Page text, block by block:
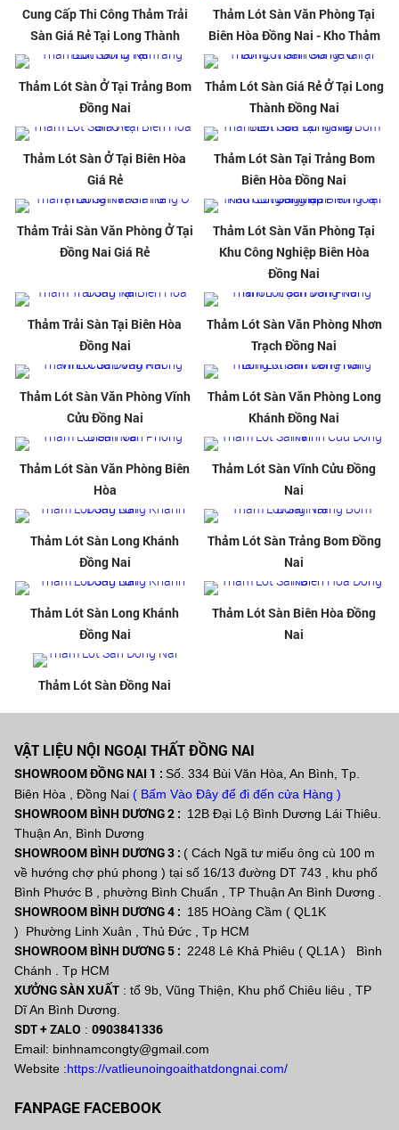
Cung Cấp Thi Công Thảm Trải
Sàn Giá Rẻ Tại Long Thành
Thảm Lót Sàn Văn Phòng Tại
Biên Hòa Đồng Nai - Kho Thảm
Thảm Lót Sàn Ở Tại Trảng Bom
Đồng Nai
Thảm Lót Sàn Giá Rẻ Ở Tại Long
Thành Đồng Nai
Thảm Lót Sàn Ở Tại Biên Hòa
Giá Rẻ
Thảm Lót Sàn Tại Trảng Bom
Biên Hòa Đồng Nai
Thảm Trải Sàn Văn Phòng Ở Tại
Đồng Nai Giá Rẻ
Thảm Lót Sàn Văn Phòng Tại
Khu Công Nghiệp Biên Hòa
Đồng Nai
Thảm Trải Sàn Tại Biên Hòa
Đồng Nai
Thảm Lót Sàn Văn Phòng Nhơn
Trạch Đồng Nai
Thảm Lót Sàn Văn Phòng Vĩnh
Cửu Đồng Nai
Thảm Lót Sàn Văn Phòng Long
Khánh Đồng Nai
Thảm Lót Sàn Văn Phòng Biên
Hòa
Thảm Lót Sàn Vĩnh Cửu Đồng
Nai
Thảm Lót Sàn Long Khánh
Đồng Nai
Thảm Lót Sàn Trảng Bom Đồng
Nai
Thảm Lót Sàn Long Khánh
Đồng Nai
Thảm Lót Sàn Biên Hòa Đồng
Nai
Thảm Lót Sàn Đồng Nai
VẬT LIỆU NỘI NGOẠI THẤT ĐỒNG NAI
SHOWROOM ĐỒNG NAI 1 :Số. 334 Bùi Văn Hòa, An Bình, Tp.
Biên Hòa , Đồng Nai ( Bấm Vào Đây để đi đến cửa Hàng )
SHOWROOM BÌNH DƯƠNG 2 : 12B Đại Lộ Bình Dương Lái Thiêu.
Thuận An, Bình Dương
SHOWROOM BÌNH DƯƠNG 3 : ( Cách Ngã tư miếu ông cù 100 m
về hướng chợ phú phong ) tại số 16/13 đường DT 743 , khu phố
Bình Phước B , phường Bình Chuẩn , TP Thuận An Bình Dương.
SHOWROOM BÌNH DƯƠNG 4 : 185 HOàng Cầm ( QL1K
) Phường Linh Xuân , Thủ Đức , Tp HCM
SHOWROOM BÌNH DƯƠNG 5 : 2248 Lê Khả Phiêu ( QL1A ) Bình
Chánh . Tp HCM
XƯỞNG SÀN XUẤT : tổ 9b, Vũng Thiện, Khu phố Chiêu liêu , TP
Dĩ An Bình Dương.
SDT + ZALO :0903841336
Email: binhnamcongty@gmail.com
Website :https://vatlieunoingoaithatdongnai.com/
FANPAGE FACEBOOK